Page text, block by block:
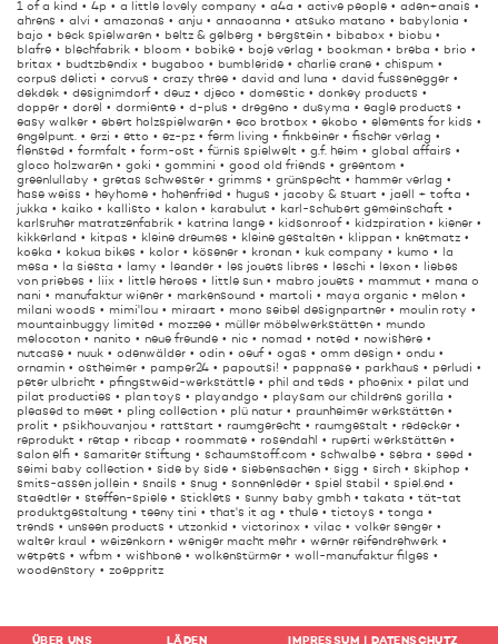
1 of a kind 4p a little lovely company a4a active people
aden+anais
ahrens
alvi amazonas anju annaoanna atsuko matano
babylonia
bajo
beck spielwaren beltz & gelberg bergstein bibabox
biobu
blafre
blechfabrik bloom bobike boje verlag bookman breba
brio
britax
budtzbendix bugaboo bumbleride charlie crane
chispum
corpus delicti
corvus crazy three david and luna
david fussenegger
dekdek
designimdorf deuz djeco domestic
donkey products
dopper
dorel dormiente d-plus dregeno dusyma
eagle products
easy walker
ebert holzspielwaren eco brotbox ekobo
elements for kids
engelpunt.
erzi etto ez-pz ferm living finkbeiner
fischer verlag
flensted
formfalt form-ost fürnis spielwelt g.f. heim
global affairs
gloco holzwaren
goki gommini good old friends
greentom
greenlullaby
gretas schwester grimms grünspecht
hammer verlag
hase weiss
heyhome hohenfried hugus jacoby & stuart
jaell + tofta
jukka
kaiko kallisto kalon karabulut
karl-schubert gemeinschaft
karlsruher matratzenfabrik
katrina lange kidsonroof kidzpiration
kiener
kikkerland
kitpas kleine dreumes kleine gestalten klippan
knetmatz
koeka
kokua bikes kolor kösener kronan kuk company kumo
la
mesa
la siesta lamy leander les jouets libres leschi lexon
liebes
von priebes
liix little heroes little sun mabro jouets mammut
mana o
nani
manufaktur wiener markensound martoli maya organic
melon
milani woods
mimi'lou miraart mono seibel designpartner
moulin roty
mountainbuggy limited
mozzee müller möbelwerkstätten
mundo
melocoton
nanito neue freunde nic nomad noted
nowishere
nutcase
nuuk odenwälder odin oeuf ogas omm design
ondu
ornamin
ostheimer pamper24 papoutsi! pappnase parkhaus
perludi
peter ulbricht
pfingstweid-werkstättle phil and teds phoenix
pilat und
pilat producties
plan toys playandgo
playsam our childrens gorilla
pleased to meet
pling collection plü natur
praunheimer werkstätten
prolit
psikhouvanjou rattstart raumgerecht raumgestalt
redecker
reprodukt
retap ribcap roommate rosendahl
ruperti werkstätten
salon elfi
samariter stiftung schaumstoff.com schwalbe sebra
seed
seimi baby collection
side by side siebensachen sigg sirch
skiphop
smits-assen jollein
snails snug sonnenleder spiel stabil
spiel.end
staedtler
steffen-spiele sticklets sunny baby gmbh takata
tät-tat
produktgestaltung
teeny tini that's it ag thule tictoys
tonga
trends
unseen products utzonkid victorinox vilac
volker senger
walter kraul
weizenkorn weniger macht mehr
werner reifendrehwerk
wetpets
wfbm wishbone wolkenstürmer
woll-manufaktur filges
woodenstory
zoeppritz
ÜBER UNS LÄDEN IMPRESSUM DATENSCHUTZ